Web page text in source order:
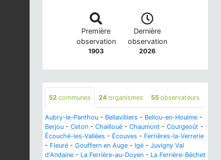
Première
observation
1903
Dernière
observation
2026
52 communes 24 organismes 55 observateurs
Aubry-le-Panthou - Bellavilliers - Bellou-en-Houlme -
Berjou - Ceton - Chailloué - Chaumont - Courgeoût -
Écouché-les-Vallées - Écouves - Ferrières-la-Verrerie
- Fleuré - Gouffern en Auge - Igé - Juvigny Val
d'Andaine - La Ferrière-au-Doyen - La Ferrière-Béchet